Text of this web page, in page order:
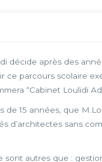
décide après des
ce parcours scolaire
“Cabinet Loulidi
de 15 années, que
d’architectes sans
autres que :